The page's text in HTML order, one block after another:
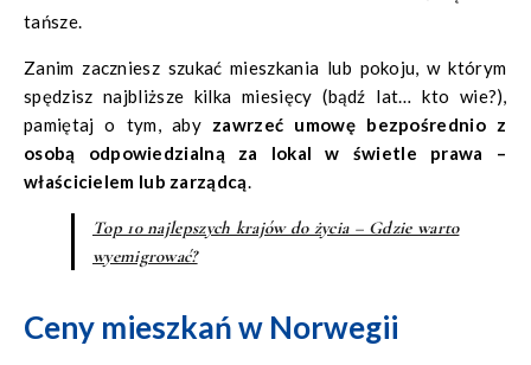
tańsze.
Zanim zaczniesz szukać mieszkania lub pokoju, w którym
spędzisz najbliższe kilka miesięcy (bądź lat… kto wie?),
pamiętaj o tym, aby zawrzeć umowę bezpośrednio z
osobą odpowiedzialną za lokal w świetle prawa –
właścicielem lub zarządcą.
Top 10 najlepszych krajów do życia – Gdzie warto
wyemigrować?
Ceny mieszkań w Norwegii